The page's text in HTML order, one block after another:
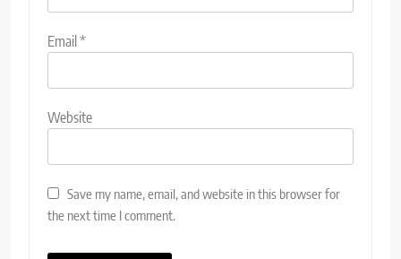
Email*
Website
Save my name, email, and website in this browser for
the next time I comment.